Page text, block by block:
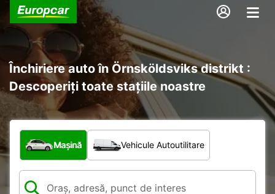
Închiriere auto în Örnsköldsviks distrikt :
Descoperiți toate stațiile noastre
Ce tip de vehicul?
Mașină Vehicule Autoutilitare